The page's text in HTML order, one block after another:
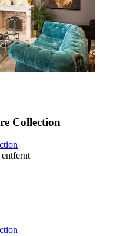
Collection